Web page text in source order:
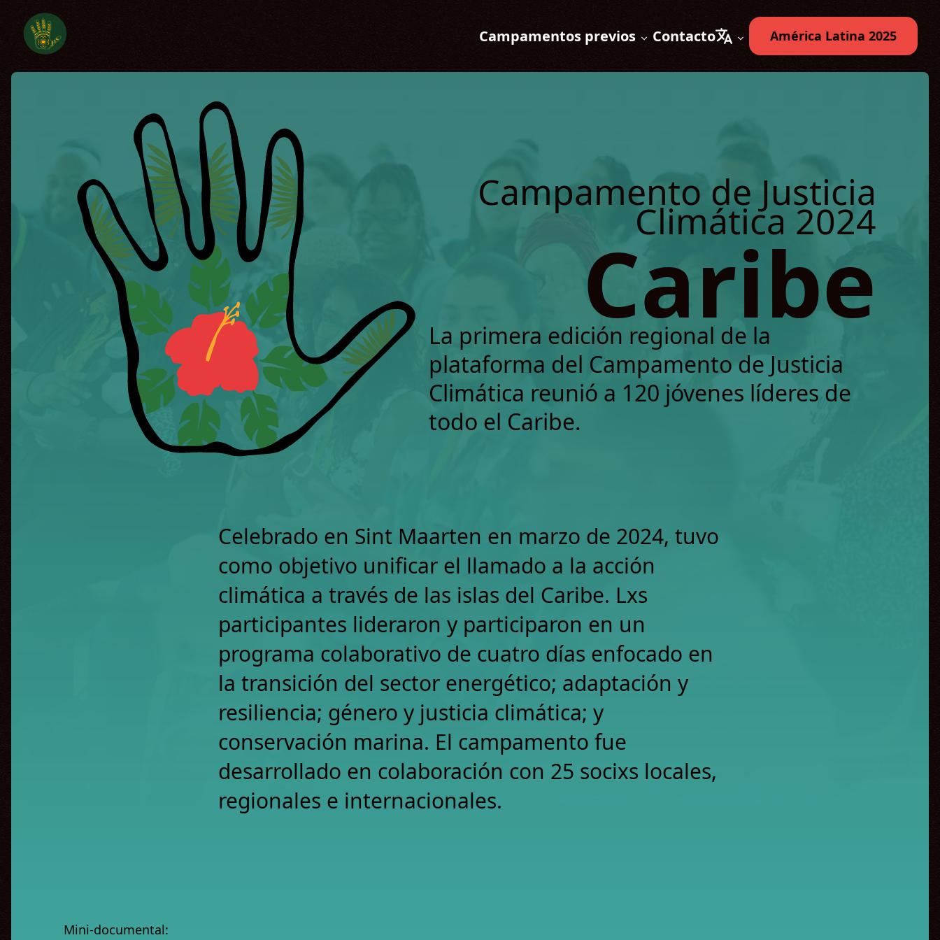
Campamentos previos
Expandir submenú
Contacto
Expandir submenú
América Latina 2025
Campamento de Justicia
Climática 2024
Caribe
La primera edición regional de la
plataforma del Campamento de Justicia
Climática reunió a 120 jóvenes líderes de
todo el Caribe.
Celebrado en Sint Maarten en marzo de 2024, tuvo
como objetivo unificar el llamado a la acción
climática a través de las islas del Caribe. Lxs
participantes lideraron y participaron en un
programa colaborativo de cuatro días enfocado en
la transición del sector energético; adaptación y
resiliencia; género y justicia climática; y
conservación marina. El campamento fue
desarrollado en colaboración con 25 socixs locales,
regionales e internacionales.
Mini-documental: